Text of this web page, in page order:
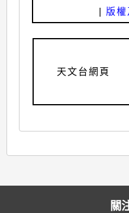
版權
天文台網頁
關